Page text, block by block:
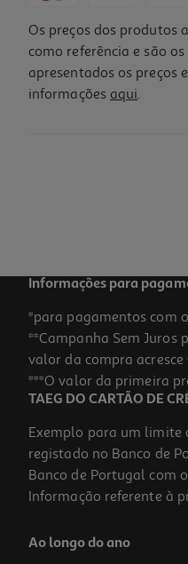
Os preços dos produtos
como referência e são
apresentados os preços
informações aqui.
Informações para
*para pagamentos com
**Campanha Sem Juros
valor da compra
***O valor da primeira
TAEG DO CARTÃO DE
Exemplo para um limite
registado no Banco de
Banco de Portugal com o
Informação referente à
Ao longo do ano